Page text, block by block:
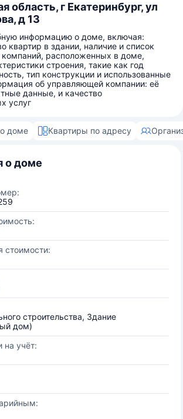
область, г Екатеринбург, ул
д 13
информацию о доме, включая:
квартир в здании, наличие и список
компаний, расположенных в доме,
строения, такие как год
тип конструкции и использованные
об управляющей компании: её
данные, и качество
услуг
доме Квартиры по адресу
о доме
стоимости:
строительства, Здание
дом)
на учёт: